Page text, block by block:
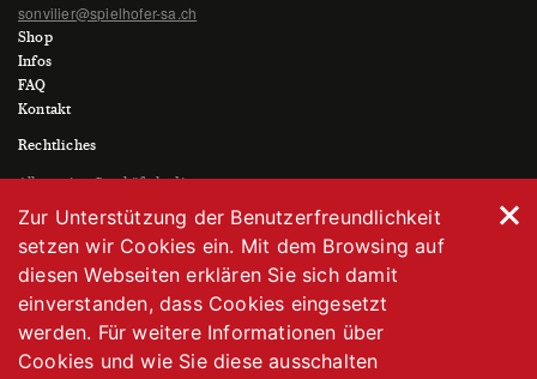
sonvilier@spielhofer-sa.ch
Shop
Infos
FAQ
Kontakt
Rechtliches
Allgemeine Geschäftsbedingungen
Datenschutzerklärung
Zur Unterstützung der Benutzerfreundlichkeit
setzen wir Cookies ein. Mit dem Browsing auf
diesen Webseiten erklären Sie sich damit
einverstanden, dass Cookies eingesetzt
werden. Für weitere Informationen über
Cookies und wie Sie diese ausschalten